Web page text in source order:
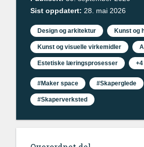
Sist oppdatert: 28. mai 2026
Design og arkitektur Kunst og
Kunst og visuelle virkemidler
Estetiske læringsprosesser +4
#Maker space #Skaperglede
#Skaperverksted